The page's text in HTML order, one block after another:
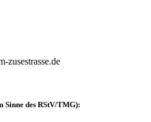
zusestrasse.de
Sinne des RStV/TMG):